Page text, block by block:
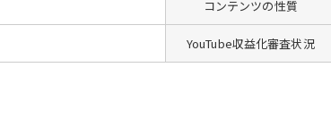
コンテンツの性質
YouTube収益化審査状況